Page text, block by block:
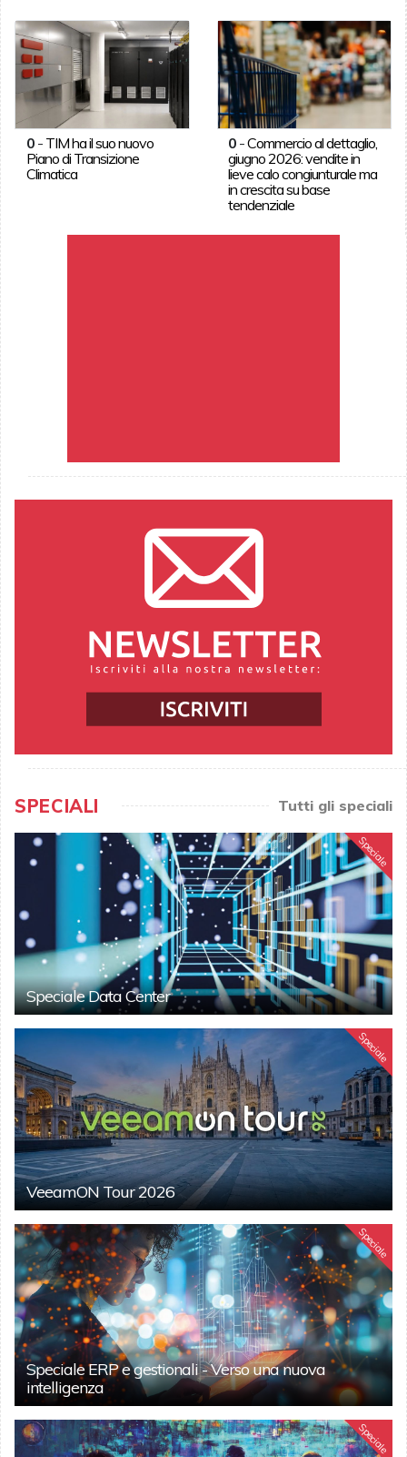
0- TIM ha il suo nuovo
Piano di Transizione
Climatica
0 -Commercio al dettaglio,
giugno 2026: vendite in
lieve calo congiunturale ma
in crescita su base
tendenziale
SPECIALI Tutti gli speciali
Speciale
Speciale Data Center
Speciale
VeeamON Tour 2026
Speciale
Speciale ERP e gestionali - Verso una nuova
intelligenza
Speciale